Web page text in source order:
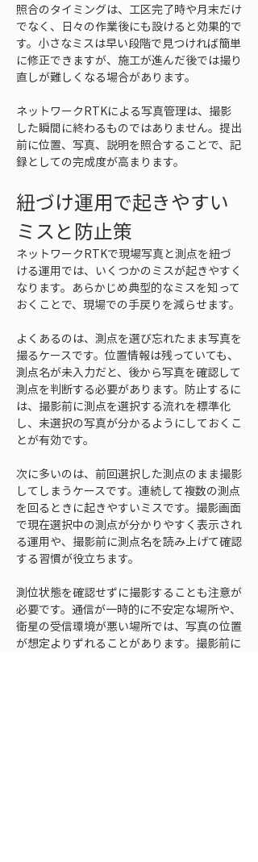
照合のタイミングは、工区完了時や月末だけ
でなく、日々の作業後にも設けると効果的で
す。小さなミスは早い段階で見つければ簡単
に修正できますが、施工が進んだ後では撮り
直しが難しくなる場合があります。
ネットワークRTKによる写真管理は、撮影
した瞬間に終わるものではありません。提出
前に位置、写真、説明を照合することで、記
録としての完成度が高まります。
紐づけ運用で起きやすい
ミスと防止策
ネットワークRTKで現場写真と測点を紐づ
ける運用では、いくつかのミスが起きやすく
なります。あらかじめ典型的なミスを知って
おくことで、現場での手戻りを減らせます。
よくあるのは、測点を選び忘れたまま写真を
撮るケースです。位置情報は残っていても、
測点名が未入力だと、後から写真を確認して
測点を判断する必要があります。防止するに
は、撮影前に測点を選択する流れを標準化
し、未選択の写真が分かるようにしておくこ
とが有効です。
次に多いのは、前回選択した測点のまま撮影
してしまうケースです。連続して複数の測点
を回るときに起きやすいミスです。撮影画面
で現在選択中の測点が分かりやすく表示され
る運用や、撮影前に測点名を読み上げて確認
する習慣が役立ちます。
測位状態を確認せずに撮影することも注意が
必要です。通信が一時的に不安定な場所や、
衛星の受信環境が悪い場所では、写真の位置
が想定よりずれることがあります。撮影前に